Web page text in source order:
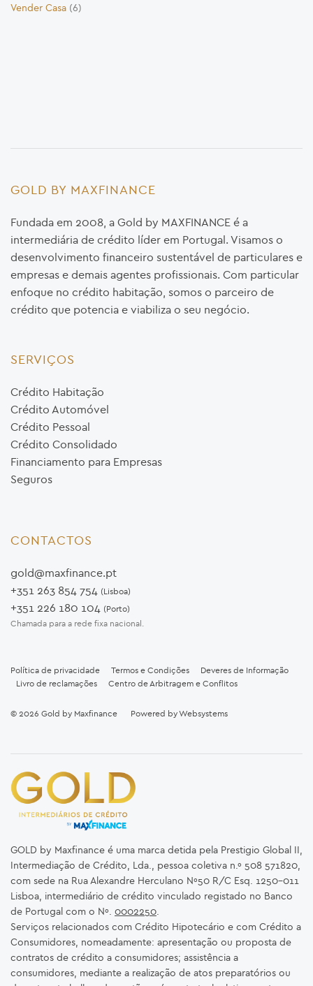
Vender Casa (6)
GOLD BY MAXFINANCE
Fundada em 2008, a Gold by MAXFINANCE é a
intermediária de crédito líder em Portugal. Visamos o
desenvolvimento financeiro sustentável de particulares e
empresas e demais agentes profissionais. Com particular
enfoque no crédito habitação, somos o parceiro de
crédito que potencia e viabiliza o seu negócio.
SERVIÇOS
Crédito Habitação
Crédito Automóvel
Crédito Pessoal
Crédito Consolidado
Financiamento para Empresas
Seguros
CONTACTOS
gold@maxfinance.pt
+351 263 854 754 (Lisboa)
+351 226 180 104 (Porto)
Chamada para a rede fixa nacional.
Política de privacidade Termos e Condições
Deveres de Informação
Livro de reclamações
Centro de Arbitragem e Conflitos
© 2026 Gold by Maxfinance Powered byWebsystems
GOLD by Maxfinance é uma marca detida pela Prestigio Global II,
Intermediação de Crédito, Lda., pessoa coletiva n.º 508 571820,
com sede na Rua Alexandre Herculano Nº50 R/C Esq. 1250-011
Lisboa, intermediário de crédito vinculado registado no Banco
de Portugal com o Nº. 0002250.
Serviços relacionados com Crédito Hipotecário e com Crédito a
Consumidores, nomeadamente: apresentação ou proposta de
contratos de crédito a consumidores; assistência a
consumidores, mediante a realização de atos preparatórios ou